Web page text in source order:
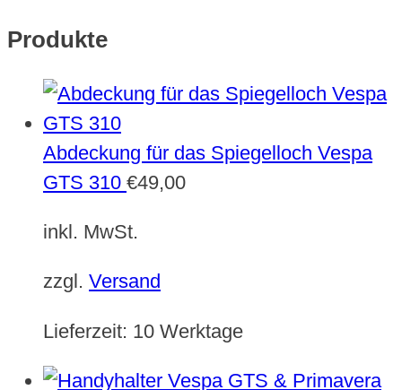
Produkte
Abdeckung für das Spiegelloch Vespa
GTS 310 €49,00
inkl. MwSt.
zzgl. Versand
Lieferzeit: 10 Werktage